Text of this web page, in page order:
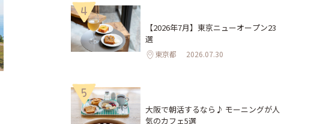
4
【2026年7月】東京ニューオープン23
選
東京都 2026.07.30
5
大阪で朝活するなら♪ モーニングが人
気のカフェ5選